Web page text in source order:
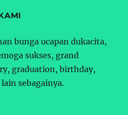
bunga ucapan dukacita,
sukses, grand
graduation, birthday,
sebagainya.